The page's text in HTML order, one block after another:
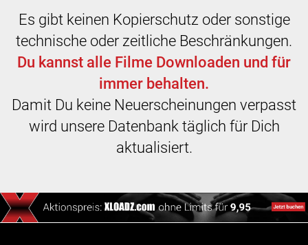
Es gibt keinen Kopierschutz oder sonstige
technische oder zeitliche Beschränkungen.
Du kannst alle Filme Downloaden und für
immer behalten.
Damit Du keine Neuerscheinungen verpasst
wird unsere Datenbank täglich für Dich
aktualisiert.